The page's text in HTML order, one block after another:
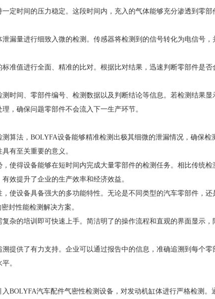
定时间的压力稳定。这段时间内，充入的气体能够充分渗透到零
漏量进行细致入微的检测。传感器将检测到的信号转化为电信号
准值进行全面、精准的比对。根据比对结果，迅速判断零部件是
时间、零部件编号、检测数据以及判断结论等信息。若检测结果显
，确保问题零部件不会流入下一生产环节。
算法，BOLYFA设备能够精准检测出极其细微的泄漏情况，确保检
有至关重要的意义。
使得设备能够在短时间内完成大量零部件的检测任务。相比传统
效提升了企业的生产效率和经济效益。
使设备具备强大的多功能特性。无论是不同类型的汽车零部件，还
封性能检测解决方案。
杂的培训即可快速上手。简洁明了的操作流程和直观的界面显示，
提供了有力支持。企业可以通过报告中的信息，准确追溯到每个
。
BOLYFA汽车配件气密性检测设备，对发动机缸体进行严格检测。